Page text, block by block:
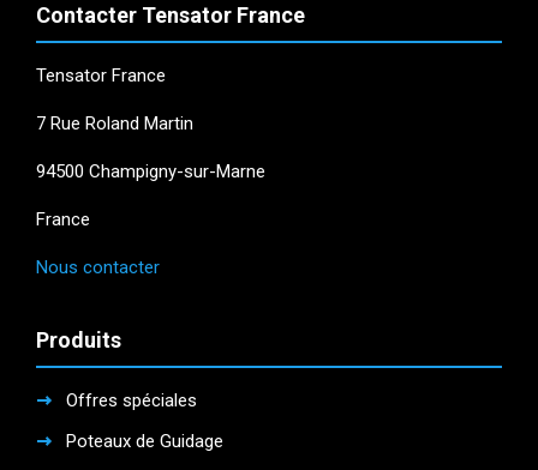
Contacter Tensator France
Tensator France
7 Rue Roland Martin
94500 Champigny-sur-Marne
France
Nous contacter
Produits
Offres spéciales
Poteaux de Guidage